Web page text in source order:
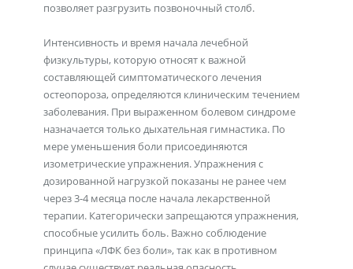
позволяет разгрузить позвоночный столб.
Интенсивность и время начала лечебной
физкультуры, которую относят к важной
составляющей симптоматического лечения
остеопороза, определяются клиническим течением
заболевания. При выраженном болевом синдроме
назначается только дыхательная гимнастика. По
мере уменьшения боли присоединяются
изометрические упражнения. Упражнения с
дозированной нагрузкой показаны не ранее чем
через 3-4 месяца после начала лекарственной
терапии. Категорически запрещаются упражнения,
способные усилить боль. Важно соблюдение
принципа «ЛФК без боли», так как в противном